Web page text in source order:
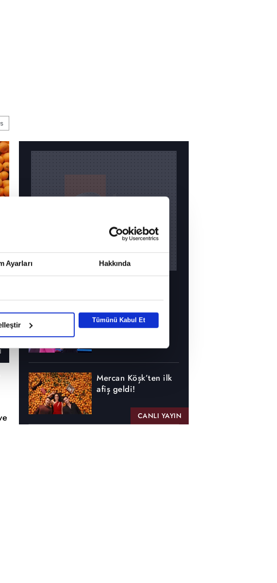
Ayarları Hakkında
Tümünü Kabul Et
Riski değil
kazanmayı seçti!
Mercan Köşk’ten ilk
afiş geldi!
CANLI YAYIN